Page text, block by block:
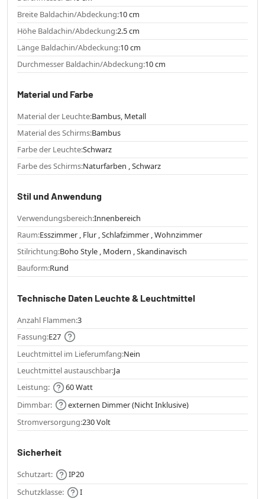
Breite Baldachin/Abdeckung:10 cm
Höhe Baldachin/Abdeckung:2.5 cm
Länge Baldachin/Abdeckung:10 cm
Durchmesser Baldachin/Abdeckung:10 cm
Material und Farbe
Material der Leuchte:Bambus, Metall
Material des Schirms:Bambus
Farbe der Leuchte:Schwarz
Farbe des Schirms:Naturfarben , Schwarz
Stil und Anwendung
Verwendungsbereich:Innenbereich
Raum:Esszimmer , Flur , Schlafzimmer , Wohnzimmer
Stilrichtung:Boho Style , Modern , Skandinavisch
Bauform:Rund
Technische Daten Leuchte & Leuchtmittel
Anzahl Flammen:3
Fassung:E27
Leuchtmittel im Lieferumfang:Nein
Leuchtmittel austauschbar:Ja
Leistung:
60 Watt
Dimmbar:
externen Dimmer (Nicht Inklusive)
Stromversorgung:230 Volt
Sicherheit
Schutzart:
IP20
Schutzklasse:
I